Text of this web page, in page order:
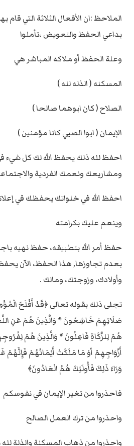
الملاحظ :ان الأفعال الثلاثة التي
بداعي الحفظ والتعويض ،تأملوا
وعلة الحفظ أو ملاكه المباشر هي
المسكنه ( الذله لله )
الصلاح ( كان ابوهما صالحا )
الإيمان ( ابوا الصبي كانا مؤمنين )
احفظ لله ذلك يحفظ الله لك كل شيء
ومشاريعك ونعمك الفردية
احفظ الله في خلواتك يحفظك في
وينعم عليك بكرامته
حفظ أمر الله بتطبيقه، حفظ نهيه
بعدم تجاوزها, هذا الحفظ، الآن
وأولادك، وزوجتك، ومالك .
تجلى ذلك بقوله تعالى ﴿قَدْ أَفْلَحَ
صَلَاتِهِمْ خَاشِعُونَ * وَالَّذِينَ هُمْ عَنِ
هُمْ لِلزَّكَاةِ فَاعِلُونَ * وَالَّذِينَ هُمْ
أَزْوَاجِهِمْ أوْ مَا مَلَكَتْ أَيْمَانُهُمْ فَإِنَّهُمْ
وَرَاءَ ذَلِكَ فَأُولَئِكَ هُمُ الْعَادُونَ﴾
فاحذروا من تغير الإيمان في نفوسكم
واحذروا من ترك العمل الصالح
واحذروا من ذهاب المسكنة والذلة لله